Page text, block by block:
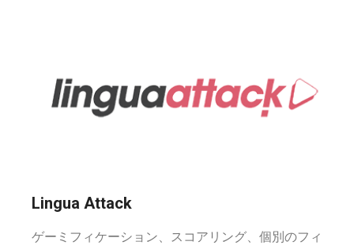
Lingua Attack
ゲーミフィケーション、スコアリング、個別のフィ